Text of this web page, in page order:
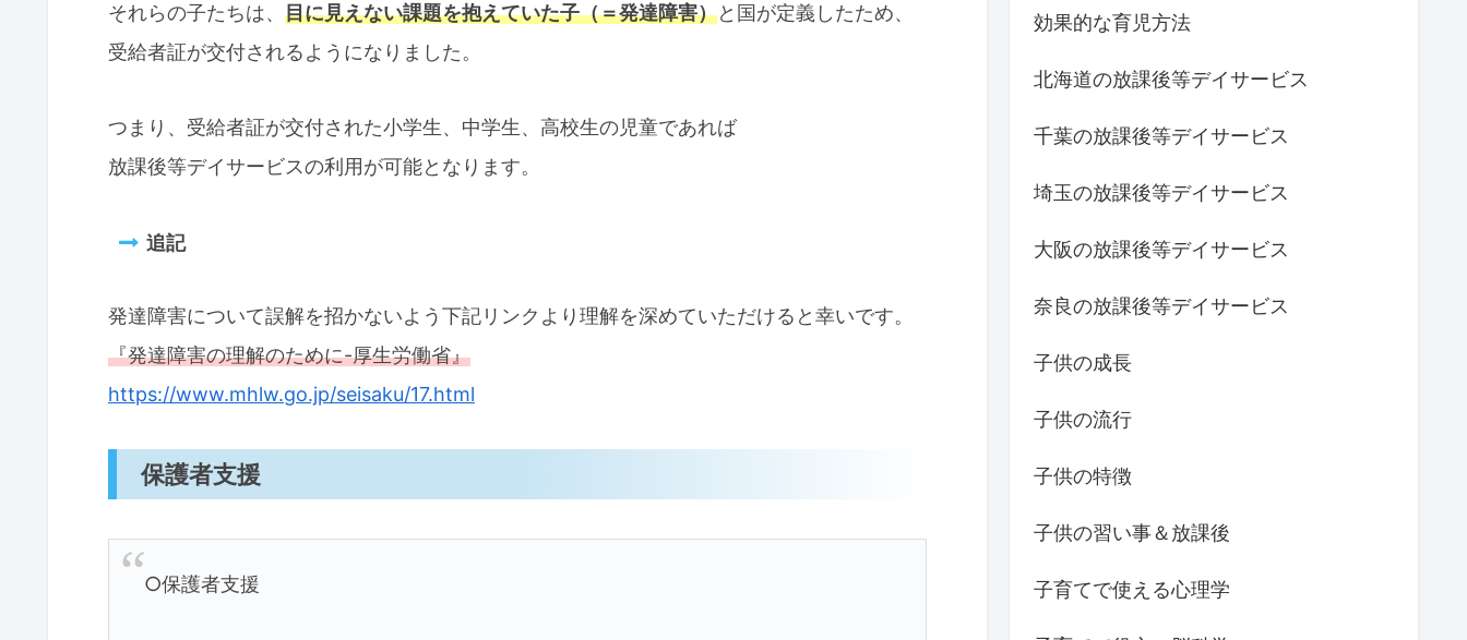
それらの子たちは、 目に見えない課題を抱えていた子（＝発達障害）と国が定義したため、
受給者証が交付されるようになりました。
つまり、受給者証が交付された小学生、中学生、高校生の児童であれば
放課後等デイサービスの利用が可能となります。
追記
発達障害について誤解を招かないよう下記リンクより理解を深めていただけると幸いです。
『発達障害の理解のために-厚生労働省』
https://www.mhlw.go.jp/seisaku/17.html
保護者支援
○保護者支援
効果的な育児方法
北海道の放課後等デイサービス
千葉の放課後等デイサービス
埼玉の放課後等デイサービス
大阪の放課後等デイサービス
奈良の放課後等デイサービス
子供の成長
子供の流行
子供の特徴
子供の習い事＆放課後
子育てで使える心理学